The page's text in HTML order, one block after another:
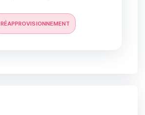
RÉAPPROVISIONNEMENT